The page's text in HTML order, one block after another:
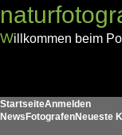
Willkommen beim
StartseiteAnmelden
News FotografenNeueste